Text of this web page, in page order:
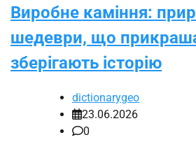
Виробне каміння:
шедеври, що
зберігають історію
dictionarygeo
23.06.2026
0